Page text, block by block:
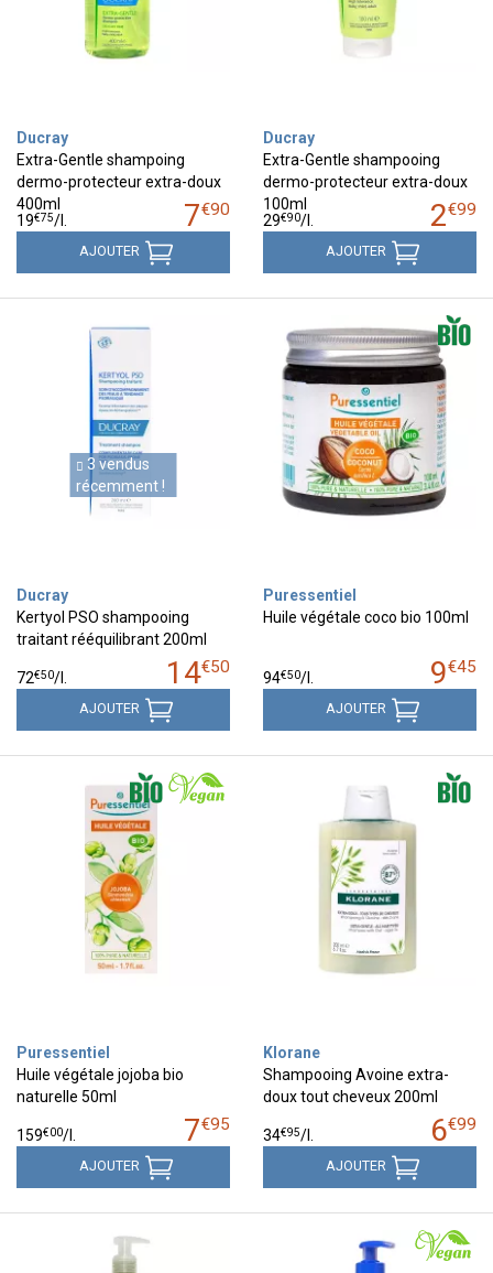
Ducray
Extra-Gentle shampoing
dermo-protecteur extra-doux
400ml
7€90
19€75/l.
AJOUTER
Ducray
Extra-Gentle shampooing
dermo-protecteur extra-doux
100ml
2€99
29€90/l.
AJOUTER
3 vendus
récemment !
Ducray
Kertyol PSO shampooing
traitant rééquilibrant 200ml
14€50
72€50/l.
AJOUTER
Puressentiel
Huile végétale coco bio 100ml
9€45
94€50/l.
AJOUTER
Puressentiel
Huile végétale jojoba bio
naturelle 50ml
7€95
159€00/l.
AJOUTER
Klorane
Shampooing Avoine extra-
doux tout cheveux 200ml
6€99
34€95/l.
AJOUTER